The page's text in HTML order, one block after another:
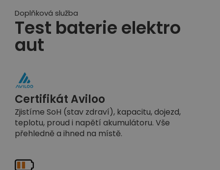
Doplňková služba
Test baterie elektro
aut
Certifikát Aviloo
Zjistíme SoH (stav zdraví), kapacitu, dojezd,
teplotu, proud i napětí akumulátoru. Vše
přehledně a ihned na místě.